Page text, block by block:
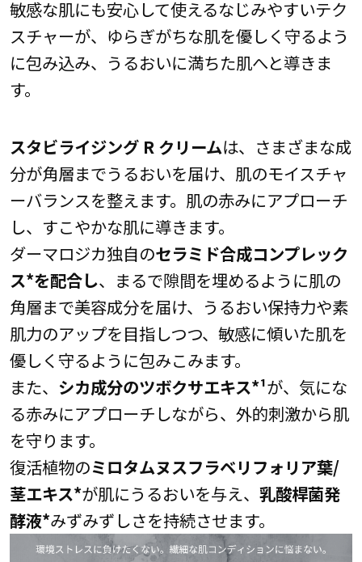
敏感な肌にも安心して使えるなじみやすいテク
スチャーが、ゆらぎがちな肌を優しく守るよう
に包み込み、うるおいに満ちた肌へと導きま
す。
スタビライジング R クリームは、さまざまな成
分が角層までうるおいを届け、肌のモイスチャ
ーバランスを整えます。肌の赤みにアプローチ
し、すこやかな肌に導きます。
ダーマロジカ独自のセラミド合成コンプレック
ス*を配合し、まるで隙間を埋めるように肌の
角層まで美容成分を届け、うるおい保持力や素
肌力のアップを目指しつつ、敏感に傾いた肌を
優しく守るように包みこみます。
また、 シカ成分のツボクサエキス*¹が、気にな
る赤みにアプローチしながら、外的刺激から肌
を守ります。
復活植物のミロタムヌスフラベリフォリア葉/
茎エキス*が肌にうるおいを与え、 乳酸桿菌発
酵液*みずみずしさを持続させます。